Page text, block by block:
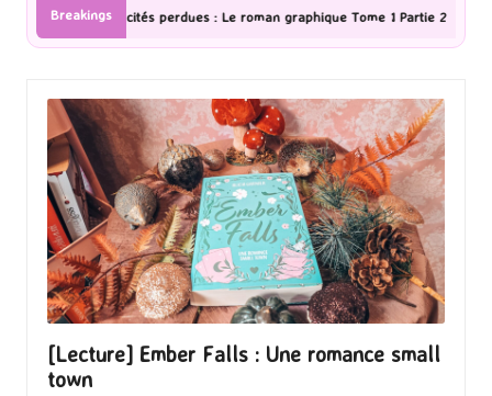
Breakings
perdues : Le roman graphique Tome 1 Partie 2 [Série TV] The
[Lecture] Ember Falls : Une romance small
town